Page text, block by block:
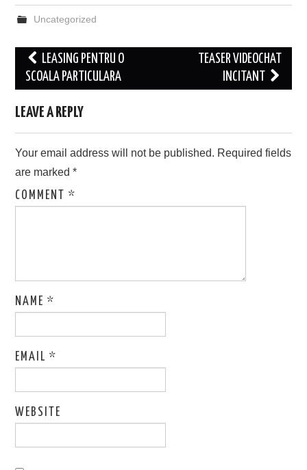
Uncategorized
Post
navigation
LEASING PENTRU O
SCOALA PARTICULARA
TEASER VIDEOCHAT
INCITANT
LEAVE A REPLY
Your email address will not be published. Required fields
are marked*
COMMENT*
NAME*
EMAIL*
WEBSITE